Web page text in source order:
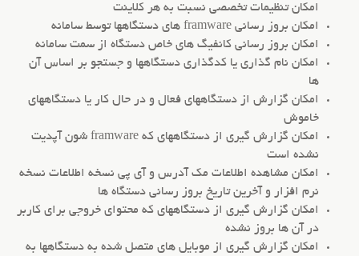
امکان تنظیمات تخصصی نسبت به هر کلاینت
امکان بروز رسانی framware های دستگاهها توسط سامانه
امکان بروز رسانی کانفیگ های خاص دستگاه از سمت سامانه
امکان نام گذاری یا کدگذاری دستگاهها و جستجو بر اساس آن
ها
امکان گزارش از دستگاههای فعال و در حال کار یا دستگاههای
خاموش
امکان گزارش گیری از دستگاههای که framware شون آپدیت
نشده است
امکان مشاهده اطلاعات مک آدرس و آی پی نسخه اطلاعات نسخه
نرم افزار و آخرین تاریخ بروز رسانی دستگاه ها
امکان گزارش گیری از دستگاههای که محتوای خروجی برای کاربر
در آن ها بروز نشده
امکان گزارش گیری از موبایل های متصل شده به دستگاهها به